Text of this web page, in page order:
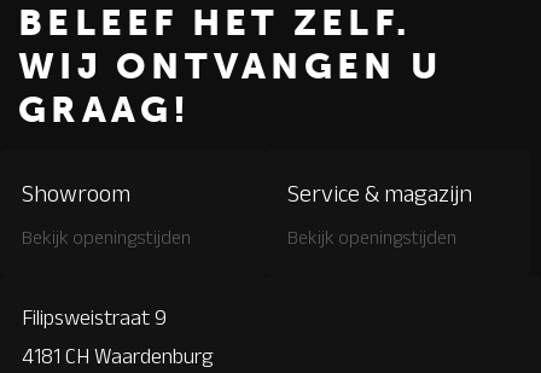
BELEEF HET ZELF.
WIJ ONTVANGEN U
GRAAG!
Showroom
Bekijk openingstijden
Service & magazijn
Bekijk openingstijden
Filipsweistraat 9
4181 CH Waardenburg